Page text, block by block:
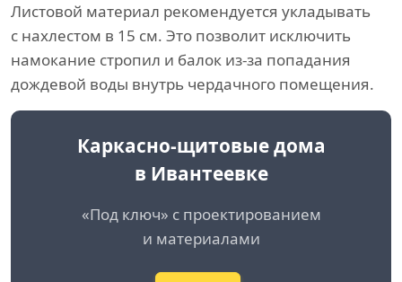
Листовой материал рекомендуется укладывать
с нахлестом в 15 см. Это позволит исключить
намокание стропил и балок из-за попадания
дождевой воды внутрь чердачного помещения.
Каркасно-щитовые дома
в Ивантеевке
«Под ключ» с проектированием
и материалами